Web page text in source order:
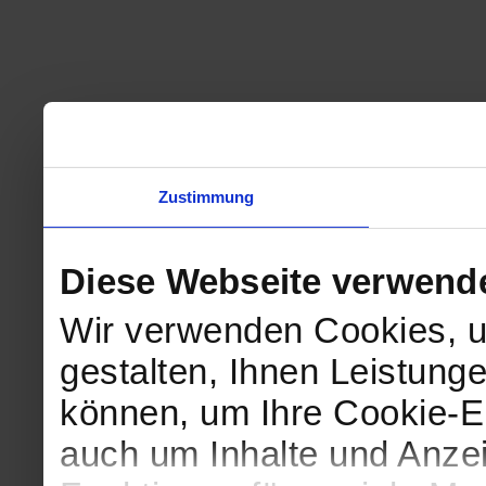
Zustimmung
Diese Webseite
Wir verwenden Cookies,
gestalten, Ihnen
können, um Ihre Cookie-
auch um Inhalte und